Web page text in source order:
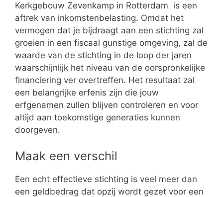
Kerkgebouw Zevenkamp in Rotterdam is een
aftrek van inkomstenbelasting. Omdat het
vermogen dat je bijdraagt aan een stichting zal
groeien in een fiscaal gunstige omgeving, zal de
waarde van de stichting in de loop der jaren
waarschijnlijk het niveau van de oorspronkelijke
financiering ver overtreffen. Het resultaat zal
een belangrijke erfenis zijn die jouw
erfgenamen zullen blijven controleren en voor
altijd aan toekomstige generaties kunnen
doorgeven.
Maak een verschil
Een echt effectieve stichting is veel meer dan
een geldbedrag dat opzij wordt gezet voor een